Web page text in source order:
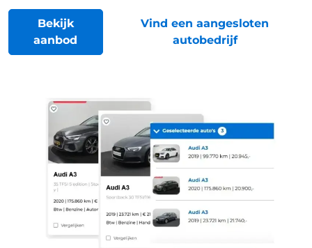
Bekijk
aanbod
Vind een aangesloten
autobedrijf